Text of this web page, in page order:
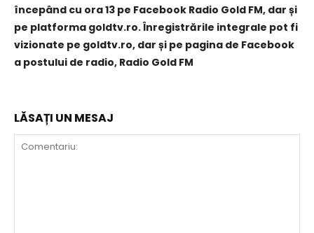
începând cu ora 13 pe Facebook Radio Gold FM, dar și
pe platforma goldtv.ro. Înregistrările integrale pot fi
vizionate pe goldtv.ro, dar și pe pagina de Facebook
a postului de radio, Radio Gold FM
LĂSAȚI UN MESAJ